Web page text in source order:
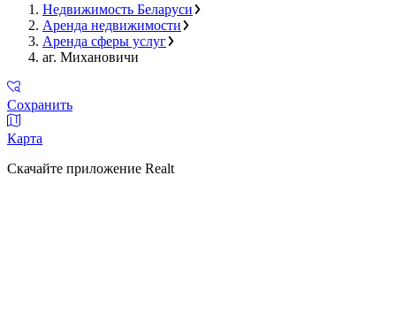
Недвижимость Беларуси
Аренда недвижимости
Аренда сферы услуг
аг. Михановичи
Сохранить
Карта
Скачайте приложение Realt